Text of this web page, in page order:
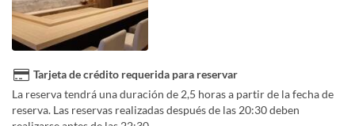
Tarjeta de crédito requerida para reservar
La reserva tendrá una duración de 2,5 horas a partir de la fecha de
reserva. Las reservas realizadas después de las 20:30 deben